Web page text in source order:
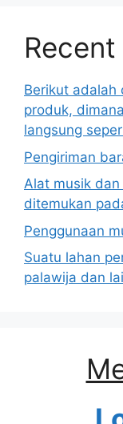
Berikut adalah
produk,
langsung
Pengiriman
Alat musik
ditemukan
Penggunaan
Suatu lahan
palawija dan